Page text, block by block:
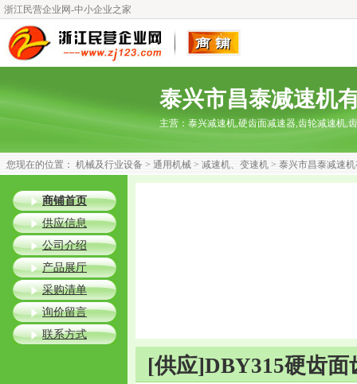
浙江民营企业网-中小企业之家
泰兴市昌泰减速机
主营： 泰兴减速机,硬齿面减速器,齿轮减速机,
您现在的位置： 机械及行业设备 > 通用机械 > 减速机、变速机 > 泰兴市昌泰减速
[供应]DBY315硬齿
商铺首页
供应信息
公司介绍
产品展厅
采购清单
询价留言
联系方式